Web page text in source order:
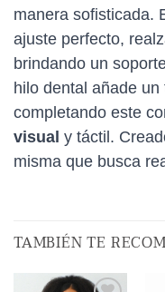
manera sofisticada.
ajuste perfecto,
brindando un
hilo dental añade
completando este
visual y táctil.
misma que busca
TAMBIÉN TE